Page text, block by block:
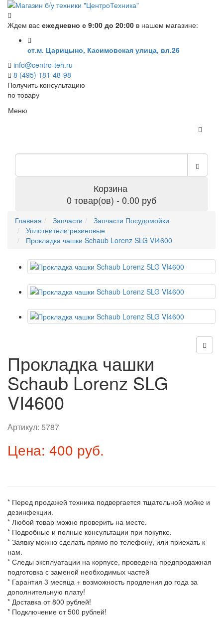
Ждем вас ежедневно с 9:00 до 20:00 в нашем магазине:
ст.м. Царицыно, Касимовская улица, вл.26
info@centro-teh.ru
8 (495) 181-48-98
Получить консультацию
по товару
Меню
Корзина
0 товар(ов) - 0.00 руб
Главная Запчасти
Запчасти Посудомойки
Уплотнители резиновые
Прокладка чашки Schaub Lorenz SLG VI4600
Прокладка чашки
Schaub Lorenz SLG
VI4600
Артикул: 5787
Цена: 400 руб.
* Перед продажей техника подвергается тщательной мойке и
дезинфекции.
* Любой товар можно проверить на месте.
* Подробные и полные консультации при покупке.
* Заявку можно сделать прямо по телефону, или приехать к
нам.
* Следы эксплуатации на корпусе, проведена предпродажная
подготовка с заменой необходимых частей
* Гарантия 3 месяца + возможность продления до года за
дополнительную плату!
* Доставка от 800 рублей!
* Подключение от 500 рублей!